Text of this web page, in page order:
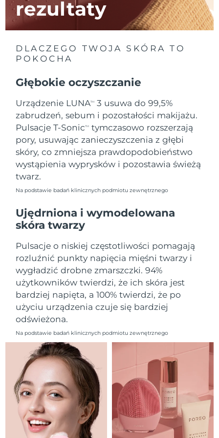
rezultaty
DLACZEGO TWOJA SKÓRA TO
POKOCHA
Głębokie oczyszczanie
Urządzenie LUNATM
3 usuwa do 99,5%
zabrudzeń, sebum i pozostałości makijażu.
Pulsacje T-SonicTM
tymczasowo rozszerzają
pory, usuwając zanieczyszczenia z głębi
skóry, co zmniejsza prawdopodobieństwo
wystąpienia wyprysków i pozostawia świeżą
twarz.
Na podstawie badań klinicznych podmiotu zewnętrznego
Ujędrniona i wymodelowana
skóra twarzy
Pulsacje o niskiej częstotliwości pomagają
rozluźnić punkty napięcia mięśni twarzy i
wygładzić drobne zmarszczki. 94%
użytkowników twierdzi, że ich skóra jest
bardziej napięta, a 100% twierdzi, że po
użyciu urządzenia czuje się bardziej
odświeżona.
Na podstawie badań klinicznych podmiotu zewnętrznego
Izrael
Oczekiwany czas dostawy
8/13/26
Włochy
Oczekiwany czas dostawy
Japonia
Oczekiwany czas dostawy
Jersey
Oczekiwany czas dostawy
8/14/26
Kazachstan
Oczekiwany czas dostawy
8/11/26
Kuwejt
Oczekiwany czas dostawy
Oczekiwany czas dostawy
Liban
Litwa
Oczekiwany czas dostawy
8/9/26
Luksemburg
Oczekiwany czas dostawy
SRA Makau (Chiny)
Oczekiwany czas dostawy
Malezja
Oczekiwany czas dostawy
8/12/26
Malta
Oczekiwany czas dostawy
Meksyk
Oczekiwany czas dostawy
8/13/26
Monako
Oczekiwany czas dostawy